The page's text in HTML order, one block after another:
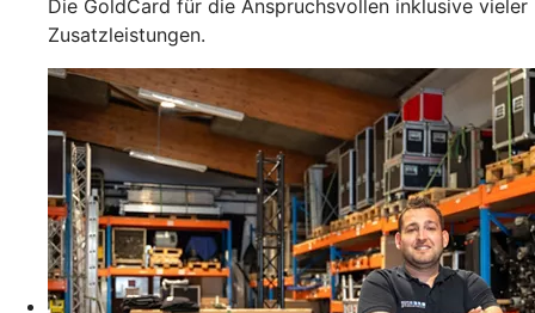
Die GoldCard für die Anspruchsvollen inklusive vieler
Zusatzleistungen.